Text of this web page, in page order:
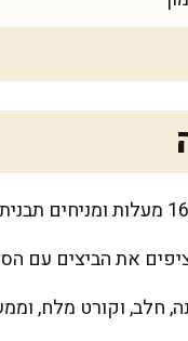
את הביצים עם
חלב, וקורט מלח,